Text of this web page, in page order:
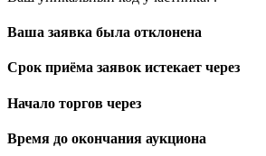
Ваша заявка была отклонена
Срок приёма заявок истекает через
Начало торгов через
Время до окончания аукциона